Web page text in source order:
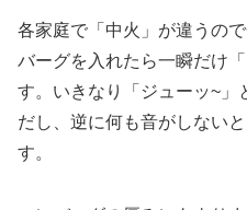
各家庭で「中火」が違うの
バーグを入れたら一瞬だけ
す。いきなり「ジューッ~」
だし、逆に何も音がしない
す。